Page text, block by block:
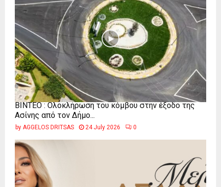
ΒΙΝΤΕΟ : Ολοκλήρωση του κόμβου στην έξοδο της
Ασίνης από τον Δήμο...
by AGGELOS DRITSAS 24 July 2026 0